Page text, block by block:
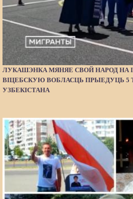
ЛУКАШЭНКА МЯНЯЕ СВОЙ НАРОД НА
ВІЦЕБСКУЮ ВОБЛАСЦЬ ПРЫЕДУЦЬ 5
УЗБЕКІСТАНА